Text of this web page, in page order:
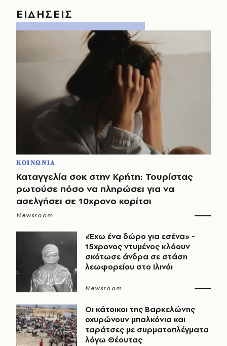
ΕΙΔΗΣΕΙΣ
ΚΟΙΝΩΝΙΑ
Καταγγελία σοκ στην Κρήτη: Τουρίστας
ρωτούσε πόσο να πληρώσει για να
ασελγήσει σε 10χρονο κορίτσι
Newsroom
«Έχω ένα δώρο για εσένα» -
15χρονος ντυμένος κλόουν
σκότωσε άνδρα σε στάση
λεωφορείου στο Ιλινόι
Newsroom
Οι κάτοικοι της Βαρκελώνης
οχυρώνουν μπαλκόνια και
ταράτσες με συρματοπλέγματα
λόγω Θέουτας